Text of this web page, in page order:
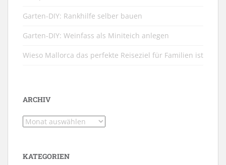
Garten-DIY: Rankhilfe selber bauen
Garten-DIY: Weinfass als Miniteich anlegen
Wieso Mallorca das perfekte Reiseziel für Familien ist
ARCHIV
Archiv
KATEGORIEN